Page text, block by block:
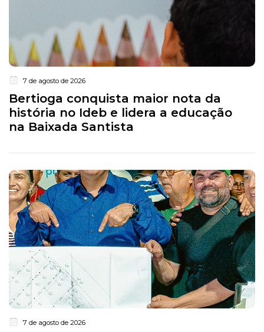
7 de agosto de 2026
Bertioga conquista maior nota da
história no Ideb e lidera a educação
na Baixada Santista
7 de agosto de 2026